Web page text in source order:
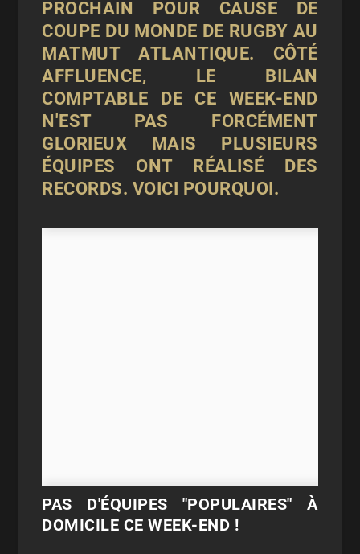
PROCHAIN POUR CAUSE DE
COUPE DU MONDE DE RUGBY AU
MATMUT ATLANTIQUE. CÔTÉ
AFFLUENCE, LE BILAN
COMPTABLE DE CE WEEK-END
N'EST PAS FORCÉMENT
GLORIEUX MAIS PLUSIEURS
ÉQUIPES ONT RÉALISÉ DES
RECORDS. VOICI POURQUOI.
PAS D'ÉQUIPES "POPULAIRES" À
DOMICILE CE WEEK-END !